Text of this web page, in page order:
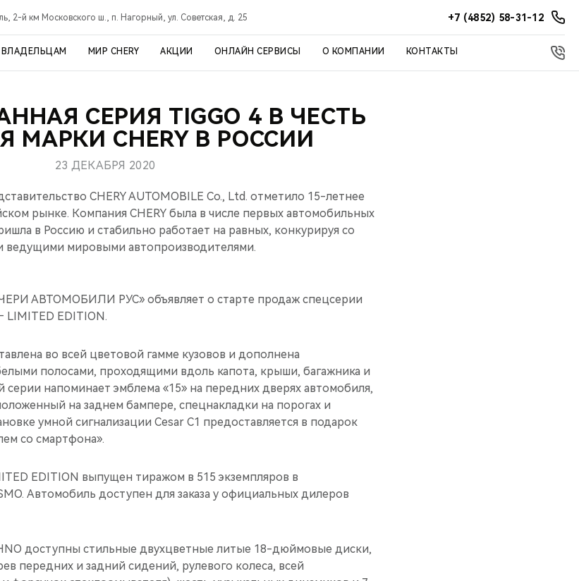
2-й км Московского ш., п. Нагорный, ул. Советская, д. 25 +7 (4852) 58-31-12
ВЛАДЕЛЬЦАМ МИР CHERY АКЦИИ ОНЛАЙН СЕРВИСЫ О КОМПАНИИ КОНТАКТЫ
СЕРИЯ TIGGO 4 В ЧЕСТЬ
МАРКИ CHERY В РОССИИ
23 ДЕКАБРЯ 2020
CHERY AUTOMOBILE Co., Ltd. отметило 15-летнее
рынке. Компания CHERY была в числе первых автомобильных
в Россию и стабильно работает на равных, конкурируя со
ведущими мировыми автопроизводителями.
АВТОМОБИЛИ РУС» объявляет о старте продаж спецсерии
LIMITED EDITION.
во всей цветовой гамме кузовов и дополнена
полосами, проходящими вдоль капота, крыши, багажника и
напоминает эмблема «15» на передних дверях автомобиля,
на заднем бампере, спецнакладки на порогах и
умной сигнализации Cesar C1 предоставляется в подарок
со смартфона».
EDITION выпущен тиражом в 515 экземпляров в
Автомобиль доступен для заказа у официальных дилеров
доступны стильные двухцветные литые 18-дюймовые диски,
передних и задний сидений, рулевого колеса, всей